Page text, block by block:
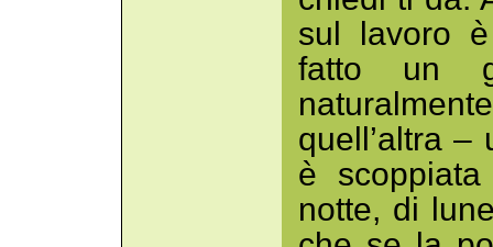
sul lavoro
fatto un
quell’altra –
è
notte, di